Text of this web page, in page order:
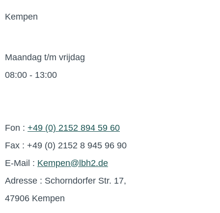
Kempen
Maandag t/m vrijdag
08:00 - 13:00
Fon : +49 (0) 2152 894 59 60
Fax : +49 (0) 2152 8 945 96 90
E-Mail : Kempen@lbh2.de
Adresse : Schorndorfer Str. 17,
47906 Kempen